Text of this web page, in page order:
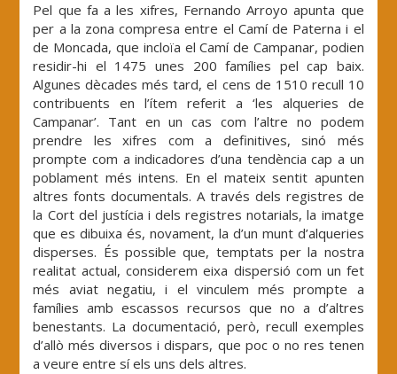
Pel que fa a les xifres, Fernando Arroyo apunta que
per a la zona compresa entre el Camí de Paterna i el
de Moncada, que incloïa el Camí de Campanar, podien
residir-hi el 1475 unes 200 famílies pel cap baix.
Algunes dècades més tard, el cens de 1510 recull 10
contribuents en l’ítem referit a ‘les alqueries de
Campanar’. Tant en un cas com l’altre no podem
prendre les xifres com a definitives, sinó més
prompte com a indicadores d’una tendència cap a un
poblament més intens. En el mateix sentit apunten
altres fonts documentals. A través dels registres de
la Cort del justícia i dels registres notarials, la imatge
que es dibuixa és, novament, la d’un munt d’alqueries
disperses. És possible que, temptats per la nostra
realitat actual, considerem eixa dispersió com un fet
més aviat negatiu, i el vinculem més prompte a
famílies amb escassos recursos que no a d’altres
benestants. La documentació, però, recull exemples
d’allò més diversos i dispars, que poc o no res tenen
a veure entre sí els uns dels altres.